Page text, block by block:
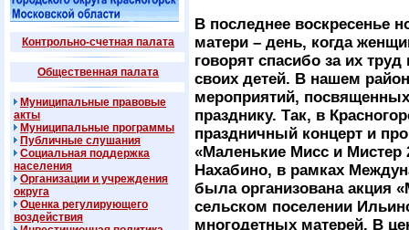
Контрольно-счетная палата
Общественная палата
Муниципальные правовые
акты
Муниципальные программы
Публичные слушания
Социальная поддержка
населения
Организации и учреждения
округа
Оценка регулирующего
воздействия
В последнее воскресенье
матери – день, когда
говорят спасибо за их
своих детей. В нашем
мероприятий,
празднику. Так, в
праздничный концерт и
«Маленькие Мисс и Мистер
Нахабино, в рамках
была организована акция
сельском поселении
многодетных матерей. В